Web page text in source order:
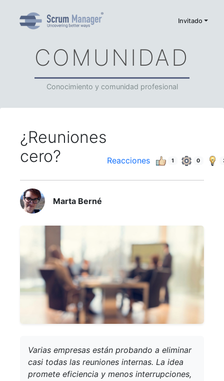
Invitado
COMUNIDAD
Conocimiento y comunidad profesional
¿Reuniones
cero?
Reacciones 1 0
Marta Berné
Varias empresas están probando a eliminar
casi todas las reuniones internas. La idea
promete eficiencia y menos interrupciones,